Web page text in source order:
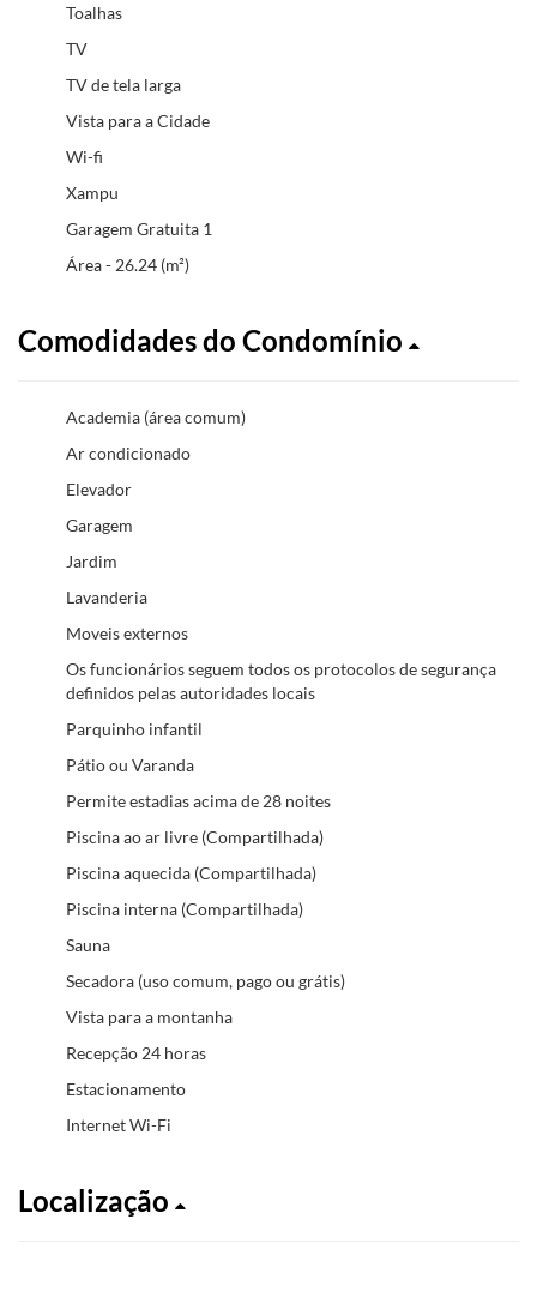
Toalhas
TV
TV de tela larga
Vista para a Cidade
Wi-fi
Xampu
Garagem Gratuita 1
Área - 26.24 (m²)
Comodidades do Condomínio
Academia (área comum)
Ar condicionado
Elevador
Garagem
Jardim
Lavanderia
Moveis externos
Os funcionários seguem todos os protocolos de segurança
definidos pelas autoridades locais
Parquinho infantil
Pátio ou Varanda
Permite estadias acima de 28 noites
Piscina ao ar livre (Compartilhada)
Piscina aquecida (Compartilhada)
Piscina interna (Compartilhada)
Sauna
Secadora (uso comum, pago ou grátis)
Vista para a montanha
Recepção 24 horas
Estacionamento
Internet Wi-Fi
Localização